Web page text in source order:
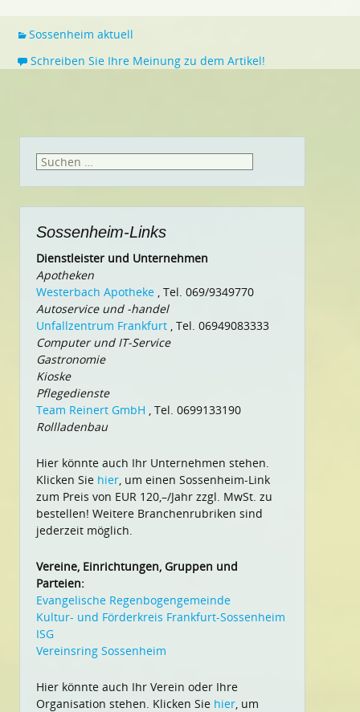
Sossenheim aktuell
Schreiben Sie Ihre Meinung zu dem Artikel!
Suchen
Sossenheim-Links
Dienstleister und Unternehmen
Apotheken
Westerbach Apotheke , Tel. 069/9349770
Autoservice und -handel
Unfallzentrum Frankfurt , Tel. 06949083333
Computer und IT-Service
Gastronomie
Kioske
Pflegedienste
Team Reinert GmbH , Tel. 0699133190
Rollladenbau
Hier könnte auch Ihr Unternehmen stehen.
Klicken Sie hier, um einen Sossenheim-Link
zum Preis von EUR 120,–/Jahr zzgl. MwSt. zu
bestellen! Weitere Branchenrubriken sind
jederzeit möglich.
Vereine, Einrichtungen, Gruppen und
Parteien:
Evangelische Regenbogengemeinde
Kultur- und Förderkreis Frankfurt-Sossenheim
ISG
Vereinsring Sossenheim
Hier könnte auch Ihr Verein oder Ihre
Organisation stehen. Klicken Sie hier, um